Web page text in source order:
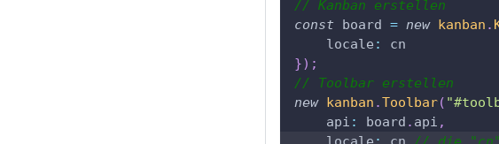
// Kanban erstellen
const board = new kanban .
locale :
cn
}) ;
// Toolbar erstellen
new
kanban .Toolbar(
api : board . api ,